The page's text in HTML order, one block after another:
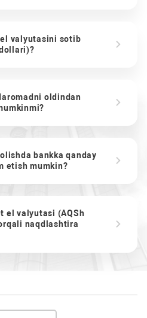
valyutasini sotib
oldindan
bankka qanday
etish mumkin?
el valyutasi (AQSh
naqdlashtira